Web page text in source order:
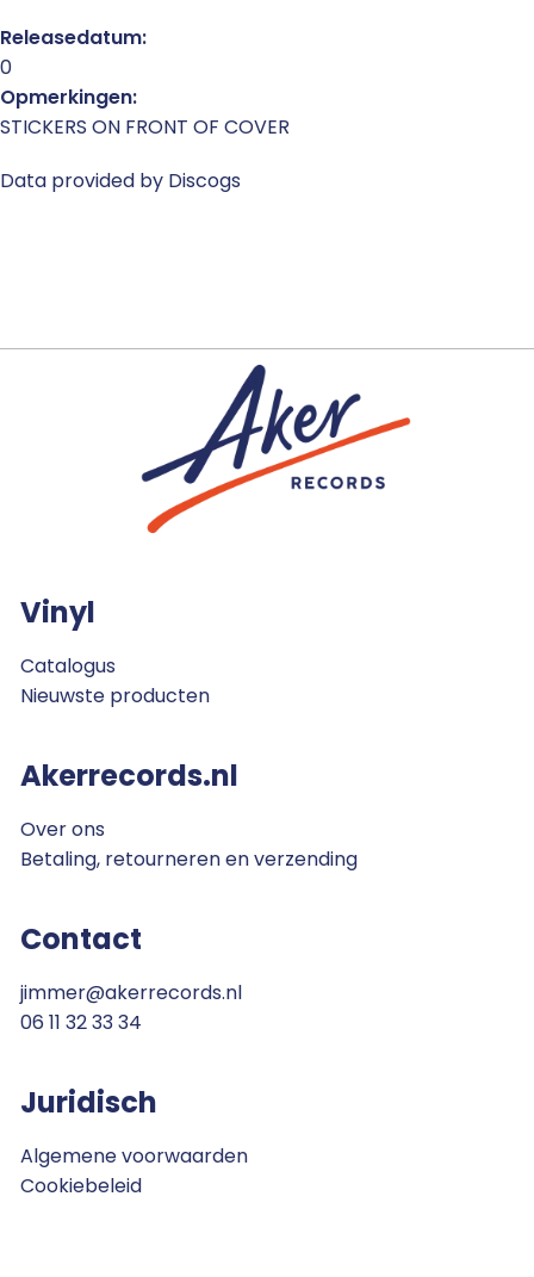
Releasedatum:
0
Opmerkingen:
STICKERS ON FRONT OF COVER
Data provided by Discogs
Vinyl
Catalogus
Nieuwste producten
Akerrecords.nl
Over ons
Betaling, retourneren en verzending
Contact
jimmer@akerrecords.nl
06 11 32 33 34
Juridisch
Algemene voorwaarden
Cookiebeleid